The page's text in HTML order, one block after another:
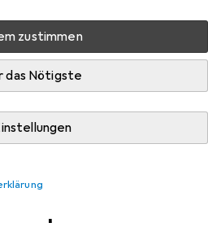
zustimmen
das Nötigste